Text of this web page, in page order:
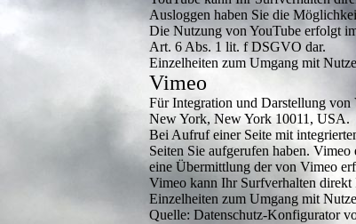
Ausloggen haben Sie die
Die Nutzung von YouTube erfolgt
Art. 6 Abs. 1 lit. f DSGVO dar.
Einzelheiten zum Umgang mit
Vimeo
Für Integration und Darstellung von
New York, New York 10011, USA.
Bei Aufruf einer Seite mit
Seiten Sie aufgerufen haben.
eine Übermittlung der von Vimeo
Vimeo kann Ihr Surfverhalten
Einzelheiten zum Umgang mit
Quelle: Datenschutz-Konfigurator